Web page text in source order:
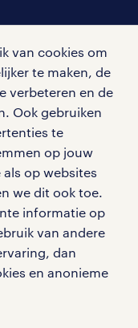
van cookies om
te maken, de
verbeteren en de
Ook gebruiken
te
op jouw
op websites
we dit ook toe.
informatie op
van andere
dan
en anonieme
omtrent